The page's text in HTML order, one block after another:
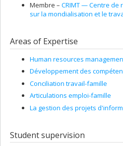
Membre – CRIMT — Centre
sur la mondialisation et le
Areas of Expertise
Human resources
Développement des
Conciliation travail-famille
Articulations emploi-famille
La gestion des projets
Student supervision